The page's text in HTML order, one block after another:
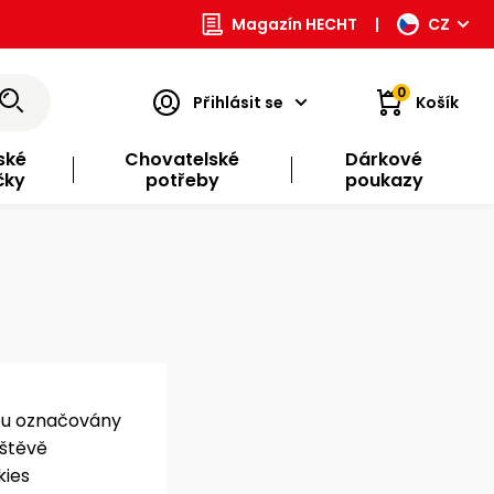
Magazín HECHT | CZ
Přihlásit se 0 Košík
Chovatelské
potřeby
Dárkové
poukazy
označovány